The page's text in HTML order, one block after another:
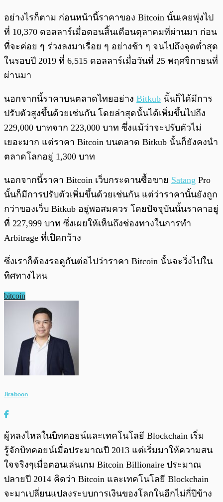
อย่างไรก็ตาม ก่อนหน้านี้ราคาของ Bitcoin นั้นเคยพุ่งไป
ที่ 10,370 ดอลลาร์เมื่อตอนสิ้นเดือนตุลาคมที่ผ่านมา ก่อน
ที่จะค่อย ๆ ร่วงลงมาเรื่อย ๆ อย่างช้า ๆ จนไปถึงจุดต่ำสุด
ในรอบปี 2019 ที่ 6,515 ดอลลาร์เมื่อวันที่ 25 พฤศจิกายนที่
ผ่านมา
นอกจากนี้ราคาบนตลาดไทยอย่าง Bitkub นั้นก็ได้มีการ
ปรับตัวสูงขึ้นด้วยเช่นกัน โดยล่าสุดนั้นได้เพิ่มขึ้นไปถึง
229,000 บาทจาก 223,000 บาท ซึ่งแม้ว่าจะปรับตัวไม่
เยอะมาก แต่ราคา Bitcoin บนตลาด Bitkub นั้นก็ยังคงนำ
ตลาดโลกอยู่ 1,300 บาท
นอกจากนี้ราคา Bitcoin เว็บกระดานซื้อขาย Satang Pro
นั้นก็มีการปรับตัวเพิ่มขึ้นด้วยเช่นกัน แต่ว่าราคานั้นยังถูก
กว่าของเว็บ Bitkub อยู่พอสมควร โดยปัจจุบันนั้นราคาอยู่
ที่ 227,999 บาท ซึ่งเผยให้เห็นถึงช่องทางในการทำ
Arbitrage ที่เปิดกว้าง
ซึ่งเราก็ต้องรอดูกันต่อไปว่าราคา Bitcoin นั้นจะวิ่งไปใน
ทิศทางไหน
bitcoin
Jiraboon
ผู้หลงไหลในบิทคอยน์และเทคโนโลยี Blockchain เริ่ม
รู้จักบิทคอยน์เมื่อประมาณปี 2013 แต่เริ่มมาให้ความสน
ใจจริงๆเมื่อตอนเล่นเกม Bitcoin Billionaire ประมาณ
ปลายปี 2014 คิดว่า Bitcoin และเทคโนโลยี Blockchain
จะมาเปลี่ยนแปลงระบบการเงินของโลกในอีกไม่กี่ปีข้าง